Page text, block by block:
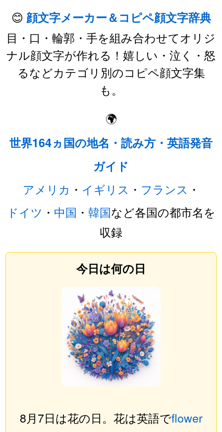
😊 顔文字メーカー＆コピペ顔文字辞典
目・口・輪郭・手を組み合わせてオリジ
ナル顔文字が作れる！嬉しい・泣く・怒
るなどカテゴリ別のコピペ顔文字集
も。
🌍
世界164ヵ国の地名・読み方・英語発音
ガイド
アメリカ ・ イギリス ・ フランス ・
ドイツ ・ 中国 ・ 韓国など各国の都市名を
収録
今日は何の日
8月7日は花の日。花は英語でflower